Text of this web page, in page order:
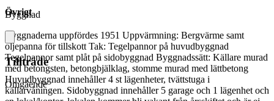
Byggnad
Byggnaderna uppfördes 1951 Uppvärmning: Bergvärme samt
oljepanna för tillskott Tak: Tegelpannor på huvudbyggnad
Tegelpannor samt plåt på sidobyggnad Byggnadssätt: Källare murad
med betongsten, betongbjälklag, stomme murad med lättbetong
Huvudbyggnad innehåller 4 st lägenheter, tvättstuga i
källarvåningen. Sidobyggnad innehåller 5 garage och 1 lägenhet och
Övrigt
Tillträde
Omgående